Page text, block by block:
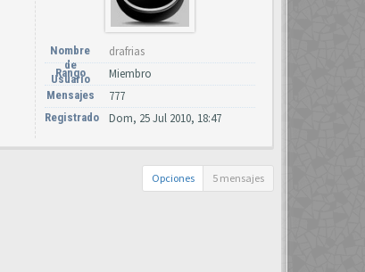
Nombre
de
Usuario
drafrias
Rango Miembro
Mensajes 777
Registrado Dom, 25 Jul 2010, 18:47
Opciones 5 mensajes